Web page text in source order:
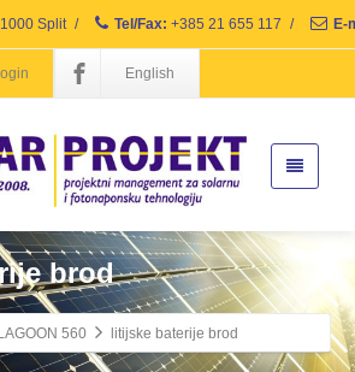
Split / Tel/Fax: +385 21 655 117 / E-
English
brod
560 litijske baterije brod